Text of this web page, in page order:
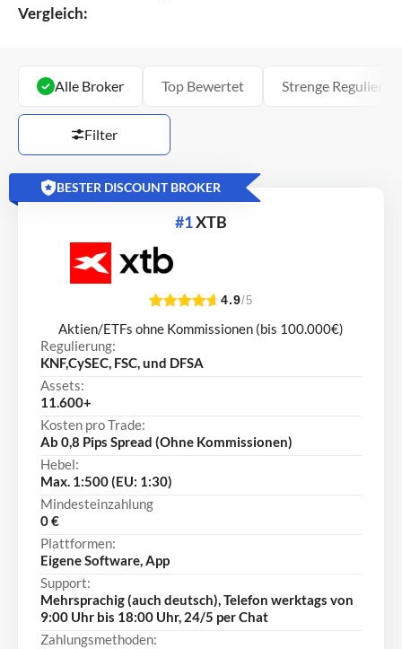
Vergleich:
Alle Broker Top Bewertet Strenge
Filter
BESTER DISCOUNT BROKER
#1XTB
4.9/5
Aktien/ETFs ohne Kommissionen (bis 100.000€)
Regulierung:
KNF,CySEC, FSC, und DFSA
Assets:
11.600+
Kosten pro Trade:
Ab 0,8 Pips Spread (Ohne Kommissionen)
Hebel:
Max. 1:500 (EU: 1:30)
Mindesteinzahlung
0 €
Plattformen:
Eigene Software, App
Support:
Mehrsprachig (auch deutsch), Telefon werktags von
9:00 Uhr bis 18:00 Uhr, 24/5 per Chat
Zahlungsmethoden: